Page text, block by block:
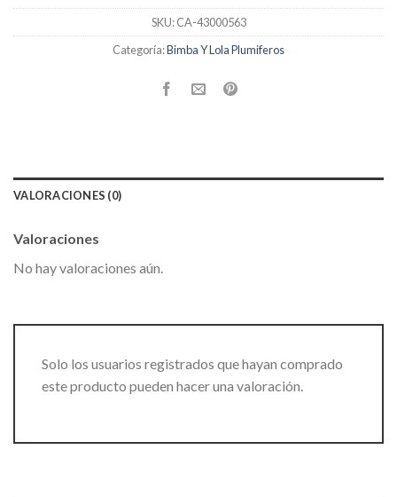
SKU:CA-43000563
Categoría:Bimba Y Lola Plumiferos
VALORACIONES (0)
Valoraciones
No hay valoraciones aún.
Solo los usuarios registrados que hayan comprado
este producto pueden hacer una valoración.